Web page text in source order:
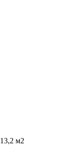
13,2 м2